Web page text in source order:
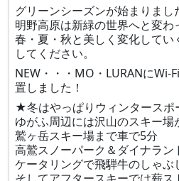
グリーンシーズンが始まりまし
明野高原は新緑の世界へと変
春・夏・秋と美しく変化してい
してください。
NEW・・・MO・LURANにWi-
置しました！
★冬はやっぱりウィンタースポ
ゆがふ周辺には沢山のスキー場
鷲ヶ岳スキー場まで車で5分
高鷲スノーパーク＆ダイナラン
ケータリングで飛騨牛のしゃ